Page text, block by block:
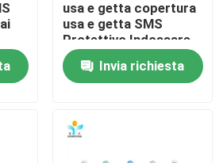
usa e getta copertura
usa e getta SMS
Protettivo Indossare
ospedaliero nemico
Invia richiesta